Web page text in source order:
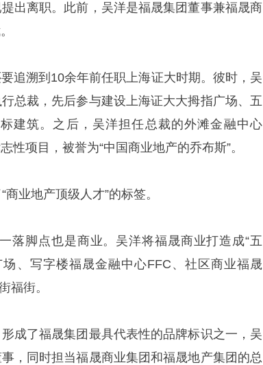
出离职。此前，吴洋是福晟集团董事兼福晟商
追溯到10余年前任职上海证大时期。彼时，吴
总裁，先后参与建设上海证大大拇指广场、五
建筑。之后，吴洋担任总裁的外滩金融中心
性项目，被誉为“中国商业地产的乔布斯”。
业地产顶级人才”的标签。
落脚点也是商业。吴洋将福晟商业打造成“五
、写字楼福晟金融中心FFC、社区商业福晟
福街。
成了福晟集团最具代表性的品牌标识之一，吴
，同时担当福晟商业集团和福晟地产集团的总